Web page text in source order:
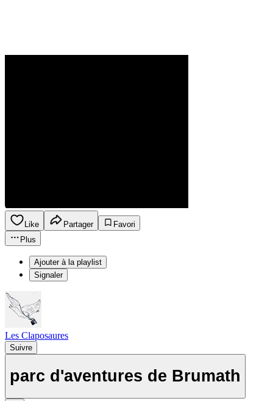
Like Partager
Favori
Plus
Ajouter à la playlist
Signaler
Les Claposaures
Suivre
parc d'aventures de Brumath